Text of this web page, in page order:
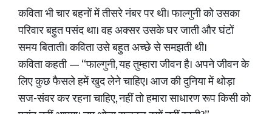
कविता भी चार बहनों में तीसरे नंबर पर थी। फाल्गुनी को उसका
परिवार बहुत पसंद था। वह अक्सर उसके घर जाती और घंटों
समय बिताती। कविता उसे बहुत अच्छे से समझती थी।
कविता कहती — “फाल्गुनी, यह तुम्हारा जीवन है। अपने जीवन के
लिए कुछ फैसले हमें खुद लेने चाहिए। आज की दुनिया में थोड़ा
सज-संवर कर रहना चाहिए, नहीं तो हमारा साधारण रूप किसी को